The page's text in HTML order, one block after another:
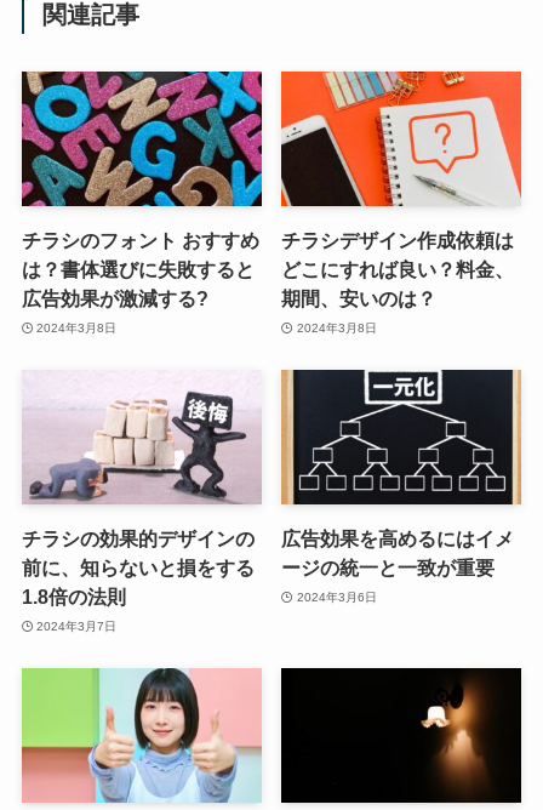
関連記事
チラシのフォント おすすめ
は？書体選びに失敗すると
広告効果が激減する?
2024年3月8日
チラシデザイン作成依頼は
どこにすれば良い？料金、
期間、安いのは？
2024年3月8日
チラシの効果的デザインの
前に、知らないと損をする
1.8倍の法則
2024年3月7日
広告効果を高めるにはイメ
ージの統一と一致が重要
2024年3月6日